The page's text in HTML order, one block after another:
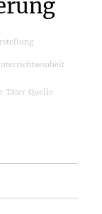
Täter Quelle